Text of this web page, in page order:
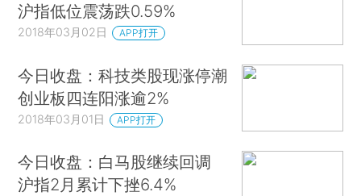
沪指低位震荡跌0.59%
2018年03月02日 APP打开
今日收盘：科技类股现涨停潮
创业板四连阳涨逾2%
2018年03月01日 APP打开
今日收盘：白马股继续回调
沪指2月累计下挫6.4%